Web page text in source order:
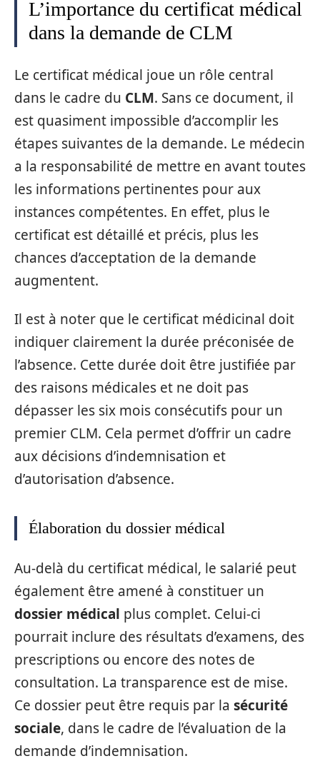
L’importance du certificat médical
dans la demande de CLM
Le certificat médical joue un rôle central
dans le cadre du CLM. Sans ce document, il
est quasiment impossible d’accomplir les
étapes suivantes de la demande. Le médecin
a la responsabilité de mettre en avant toutes
les informations pertinentes pour aux
instances compétentes. En effet, plus le
certificat est détaillé et précis, plus les
chances d’acceptation de la demande
augmentent.
Il est à noter que le certificat médicinal doit
indiquer clairement la durée préconisée de
l’absence. Cette durée doit être justifiée par
des raisons médicales et ne doit pas
dépasser les six mois consécutifs pour un
premier CLM. Cela permet d’offrir un cadre
aux décisions d’indemnisation et
d’autorisation d’absence.
Élaboration du dossier médical
Au-delà du certificat médical, le salarié peut
également être amené à constituer un
dossier médical plus complet. Celui-ci
pourrait inclure des résultats d’examens, des
prescriptions ou encore des notes de
consultation. La transparence est de mise.
Ce dossier peut être requis par la sécurité
sociale, dans le cadre de l’évaluation de la
demande d’indemnisation.